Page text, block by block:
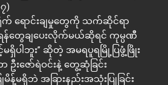
)
ရောင်းချမှုတွေကို သက်ဆိုင်ရာ
တွေချပေးလိုက်မယ်ဆိုရင် ကုမ္ပဏီ
ါဘူး” ဆိုတဲ့ အမရပူရမြို့ပြဖွံ့ဖြိုး
ဦးဇော်ရဲဝင်းနဲ့ တွေ့ဆုံခြင်း
မရှိဘဲ အခြားနည်းအသုံးပြုခြင်း